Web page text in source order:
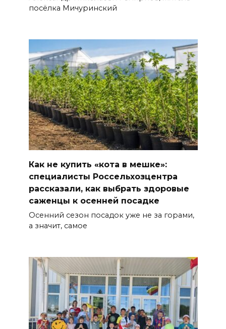
посёлка Мичуринский
Как не купить «кота в мешке»:
специалисты Россельхозцентра
рассказали, как выбрать здоровые
саженцы к осенней посадке
Осенний сезон посадок уже не за горами,
а значит, самое